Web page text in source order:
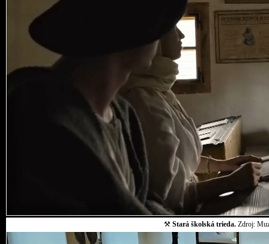
⚒ Stará školská trieda. Zdroj: